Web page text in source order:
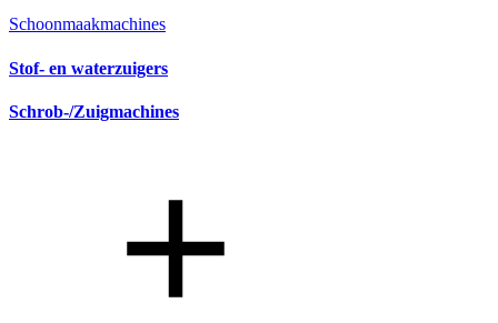
Schoonmaakmachines
Stof- en waterzuigers
Schrob-/Zuigmachines